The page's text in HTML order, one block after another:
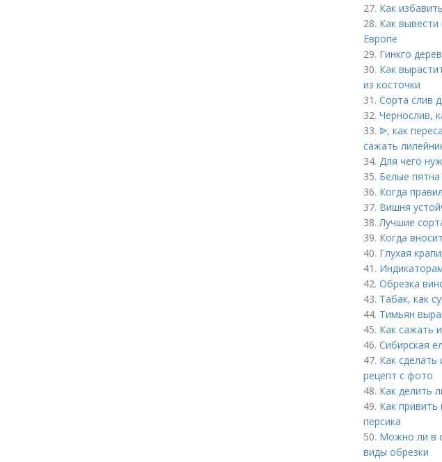
27. Как
28. Как вывести
Европе
29. Гинкго
30. Как
из косточки
31. Сорта слив
32. Чернослив,
33. ᐉ, как
сажать
34. Для чего
35. Белые пятна
36. Когда
37. Вишня
38.Лучшие
39. Когда
40. Глухая
41.
42. Обрезка
43. Табак, как
44. Тимьян
45. Как сажать
46. Сибирская
47. Как
рецепт с фото
48. Как делить
49. Как привить
персика
50. Можно ли в
виды обрезки